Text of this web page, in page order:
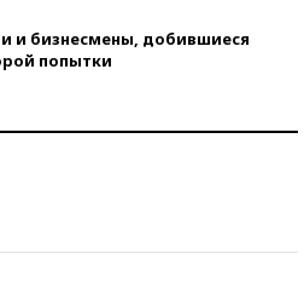
и бизнесмены, добившиеся
попытки